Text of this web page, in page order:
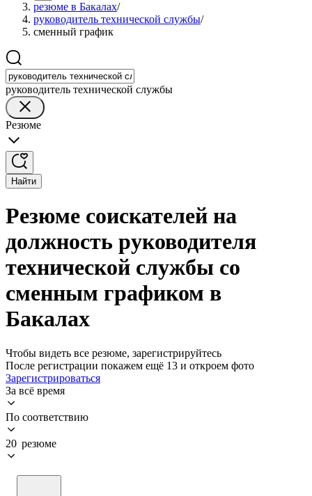
резюме в Бакалах/
руководитель технической службы/
сменный график
руководитель технической службы
Резюме
Найти
Резюме соискателей на
должность руководителя
технической службы со
сменным графиком в
Бакалах
Чтобы видеть все резюме, зарегистрируйтесь
После регистрации покажем ещё 13 и откроем фото
Зарегистрироваться
За всё время
По соответствию
20 резюме